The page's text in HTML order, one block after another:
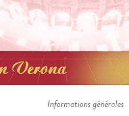
Informations générales